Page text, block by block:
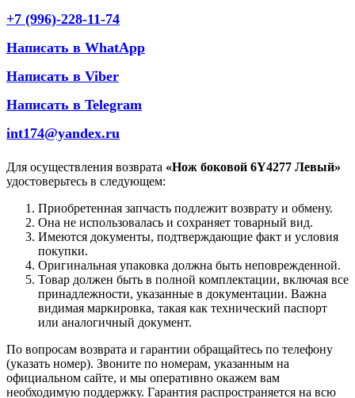
+7 (996)-228-11-74
Написать в WhatApp
Написать в Viber
Написать в Telegram
int174@yandex.ru
Для осуществления возврата «Нож боковой 6Y4277 Левый»
удостоверьтесь в следующем:
Приобретенная запчасть подлежит возврату и обмену.
Она не использовалась и сохраняет товарный вид.
Имеются документы, подтверждающие факт и условия
покупки.
Оригинальная упаковка должна быть неповрежденной.
Товар должен быть в полной комплектации, включая все
принадлежности, указанные в документации. Важна
видимая маркировка, такая как технический паспорт
или аналогичный документ.
По вопросам возврата и гарантии обращайтесь по телефону
(указать номер). Звоните по номерам, указанным на
официальном сайте, и мы оперативно окажем вам
необходимую поддержку. Гарантия распространяется на всю